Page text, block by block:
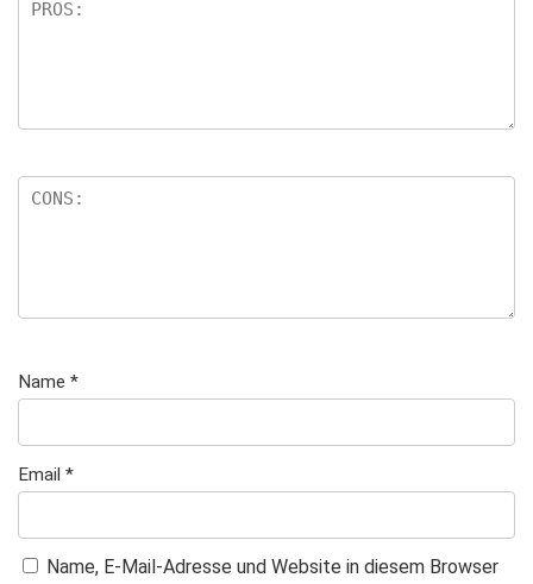
Name *
Email *
Name, E-Mail-Adresse und Website in diesem Browser